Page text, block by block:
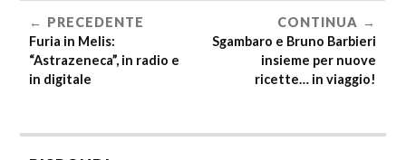
PRECEDENTE
Furia in Melis:
“Astrazeneca”, in radio e
in digitale
CONTINUA
Sgambaro e Bruno Barbieri
insieme per nuove
ricette… in viaggio!